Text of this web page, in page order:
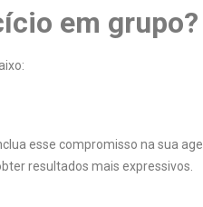
em grupo?
esse compromisso na sua
resultados mais expressivos.